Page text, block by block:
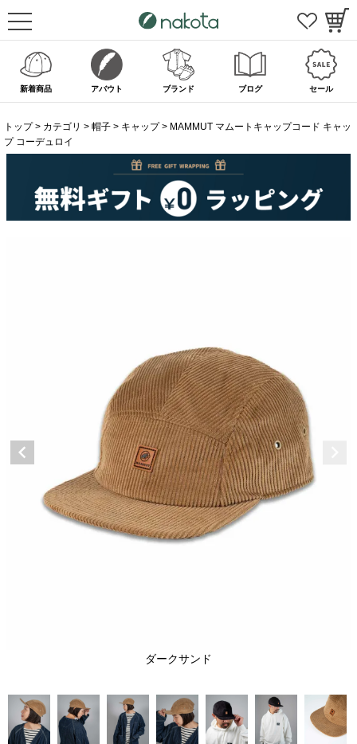
新着商品 アバウト ブランド ブログ セール
トップ カテゴリ 帽子 キャップ
MAMMUT マムートキャップコード キャッ
プ コーデュロイ
ダークサンド